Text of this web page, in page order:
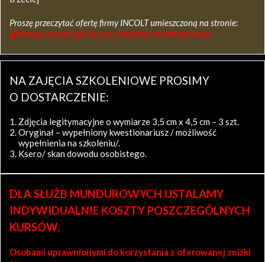
Proszę przeczytać ofertę firmy INCOLT umieszczoną na stronie:
www.incolt.pl/kursy/sedzia-strzelectwa/
NA ZAJĘCIA SZKOLENIOWE PROSIMY
O DOSTARCZENIE:
Zdjęcia legitymacyjne o wymiarze 3,5 cm x 4,5 cm – 3 szt.
Oryginał – wypełniony kwestionariusz / możliwość
wypełnienia na szkoleniu/.
Ksero/ skan dowodu osobistego.
DLA SŁUŻB MUNDUROWYCH USTALAMY
INDYWIDUALNIE KOSZTY POSZCZEGÓLNYCH
KURSÓW.
Osobami uprawnionymi do korzystania z oferowanej zniżki